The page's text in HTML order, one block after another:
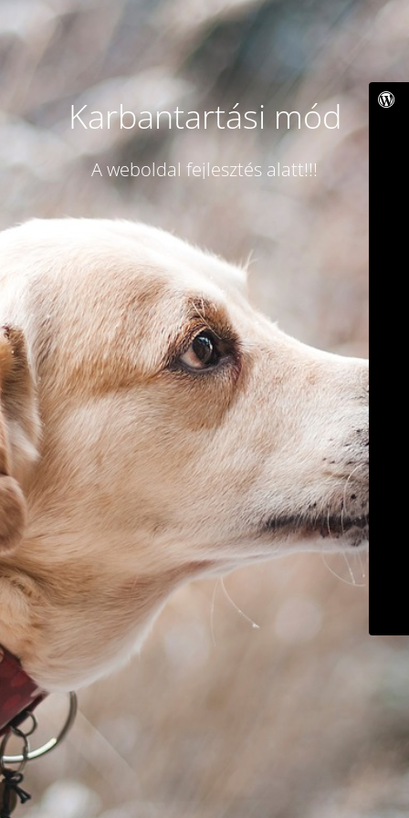
Karbantartási mód
A weboldal fejlesztés alatt!!!